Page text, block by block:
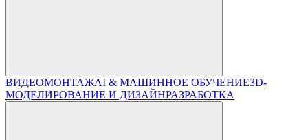
ВИДЕОМОНТАЖAI & МАШИННОЕ ОБУЧЕНИЕ3D-
МОДЕЛИРОВАНИЕ И ДИЗАЙНРАЗРАБОТКА